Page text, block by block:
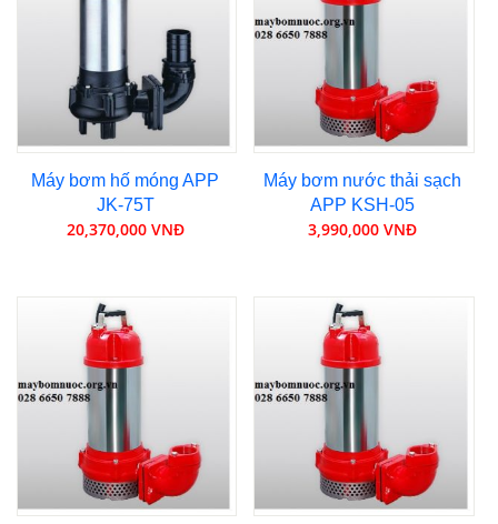
Máy bơm hố móng APP
JK-75T
20,370,000 VNĐ
Máy bơm nước thải sạch
APP KSH-05
3,990,000 VNĐ